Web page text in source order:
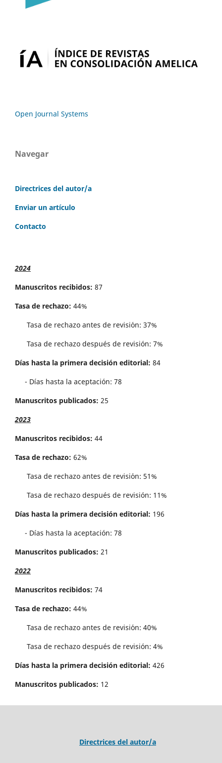
Open Journal Systems
Navegar
Directrices del autor/a
Enviar un artículo
Contacto
2024
Manuscritos recibidos: 87
Tasa de rechazo: 44%
Tasa de rechazo antes de revisi´on: 37%
Tasa de rechazo después de revisión: 7%
Días hasta la primera decisión editorial: 84
- Días hasta la aceptación: 78
Manuscritos publicados: 25
2023
Manuscritos recibidos: 44
Tasa de rechazo: 62%
Tasa de rechazo antes de revisi´on: 51%
Tasa de rechazo después de revisión: 11%
Días hasta la primera decisión editorial: 196
- Días hasta la aceptación: 78
Manuscritos publicados: 21
2022
Manuscritos recibidos: 74
Tasa de rechazo: 44%
Tasa de rechazo antes de revisi´on: 40%
Tasa de rechazo después de revisión: 4%
Días hasta la primera decisión editorial: 426
Manuscritos publicados: 12
Directrices del autor/a